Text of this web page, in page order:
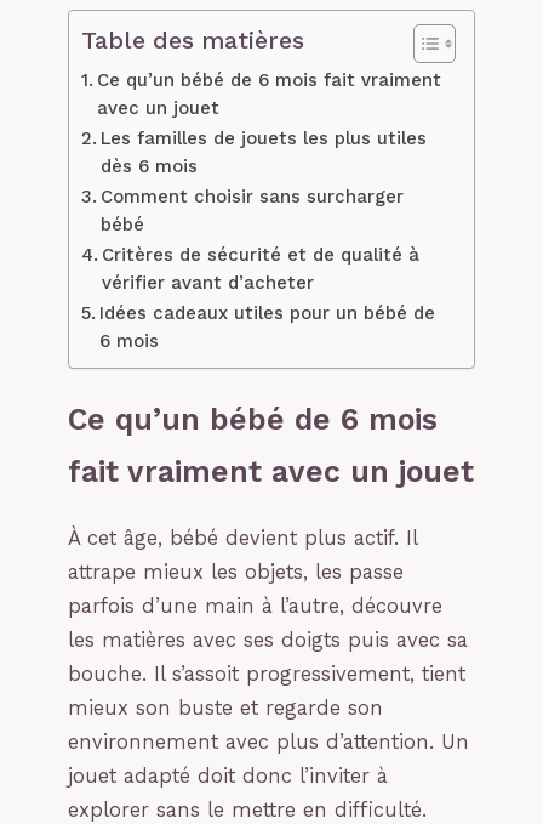
Table des matières
Ce qu’un bébé de 6 mois fait vraiment
avec un jouet
Les familles de jouets les plus utiles
dès 6 mois
Comment choisir sans surcharger
bébé
Critères de sécurité et de qualité à
vérifier avant d’acheter
Idées cadeaux utiles pour un bébé de
6 mois
Ce qu’un bébé de 6 mois
fait vraiment avec un jouet
À cet âge, bébé devient plus actif. Il
attrape mieux les objets, les passe
parfois d’une main à l’autre, découvre
les matières avec ses doigts puis avec sa
bouche. Il s’assoit progressivement, tient
mieux son buste et regarde son
environnement avec plus d’attention. Un
jouet adapté doit donc l’inviter à
explorer sans le mettre en difficulté.